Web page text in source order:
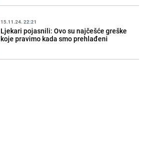
15.11.24. 22:21
Ljekari pojasnili: Ovo su najčešće greške
koje pravimo kada smo prehlađeni